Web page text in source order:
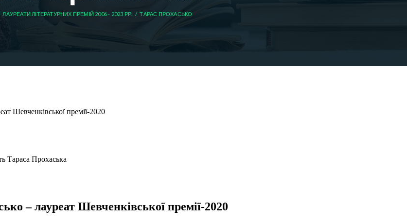
ЛАУРЕАТИ ЛІТЕРАТУРНИХ ПРЕМІЙ 2006 - 2023 РР. ТАРАС ПРОХАСЬКО
Шевченківської премії-2020
Тараса Прохаська
– лауреат Шевченківської премії-2020